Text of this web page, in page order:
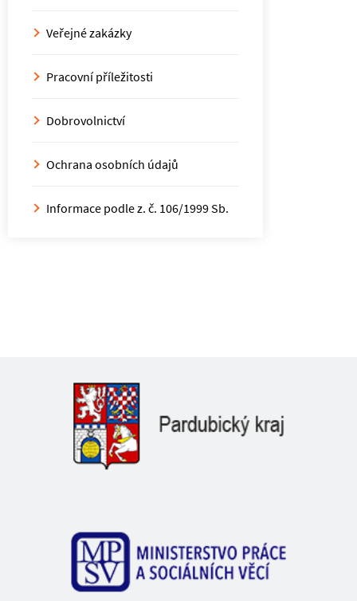
Veřejné zakázky
Pracovní příležitosti
Dobrovolnictví
Ochrana osobních údajů
Informace podle z. č. 106/1999 Sb.